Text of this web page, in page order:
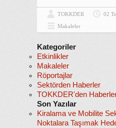
TOKKDER
02
Makaleler
Kategoriler
Etkinlikler
Makaleler
Röportajlar
Sektörden Haberler
TOKKDER'den
Son Yazılar
Kiralama ve Mobilite
Noktalara Taşımak